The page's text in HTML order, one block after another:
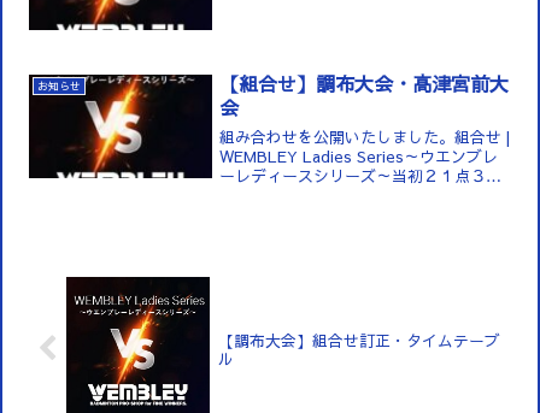
お知らせ
【組合せ】調布大会・高津宮前大
会
組み合わせを公開いたしました。組合せ |
WEMBLEY Ladies Series～ウエンブレ
ーレディースシリーズ～当初２１点３ゲ
【調布大会】組合せ訂正・タイムテーブ
ル